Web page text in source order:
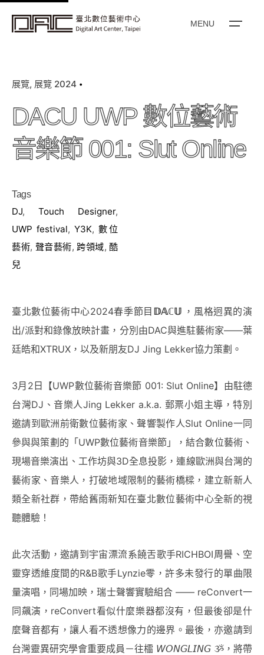
k
c
MENU
展覽 展覽 2024
DACU UWP 數位藝術
音樂節 001: Slut Online
Tags
DJ, Touch Designer,
UWP festival, Y3K, 數位
藝術, 聲音藝術, 跨領域, 酷
兒
臺北數位藝術中心2024春季節目 𝔻𝔸ℂ𝕌 ，風格迥異的演
出/派對和錄像放映計畫，分別由DAC與進駐藝術家——葉
廷皓和XTRUX，以及新朋友DJ Jing Lekker協力策劃。
3月2日【UWP數位藝術音樂節 001: Slut Online】由駐德
台灣DJ、音樂人Jing Lekker a.k.a. 郵票小姐主導，特別
邀請到歐洲前衛數位藝術家、聲響製作人Slut Online一同
參與與策劃的「UWP數位藝術音樂節」，結合數位藝術、
現場音樂演出、工作坊與3D全息投影，連線歐洲與台灣的
藝術家、音樂人，打破地域限制的藝術橋樑，建立新新人
類全新社群，帶給舊雨新知在臺北數位藝術中心全新的視
聽體驗！
此次活動，邀請到宇宙漂流系饒舌歌手RICHBOI周譽、空
靈穿透維度間的R&B歌手Lynzie零，許多未發行的單曲限
量演唱，同場加映，瑞士聲響實驗組合 —— reConvert一
同飆演，reConvert看似什麼樂器都沒有，但最後卻是什
麼聲音都有，讓人看不透想像力的邊界。最後，亦邀請到
台灣靈異研究學會重要成員－往櫺 𝘞𝘖𝘕𝘎𝘓𝘐𝘕𝘎 ૐ，將帶